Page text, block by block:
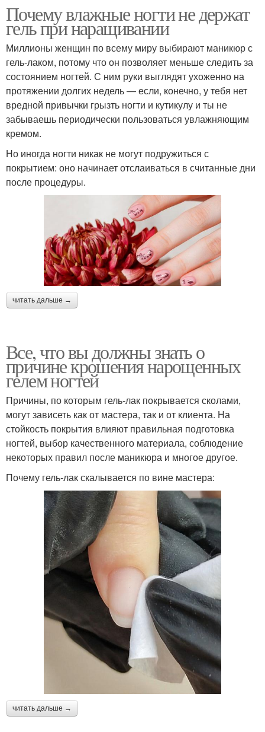
Почему влажные ногти не держат
гель при наращивании
Миллионы женщин по всему миру выбирают маникюр с
гель-лаком, потому что он позволяет меньше следить за
состоянием ногтей. С ним руки выглядят ухоженно на
протяжении долгих недель — если, конечно, у тебя нет
вредной привычки грызть ногти и кутикулу и ты не
забываешь периодически пользоваться увлажняющим
кремом.
Но иногда ногти никак не могут подружиться с
покрытием: оно начинает отслаиваться в считанные дни
после процедуры.
читать дальше →
Все, что вы должны знать о
причине крошения нарощенных
гелем ногтей
Причины, по которым гель-лак покрывается сколами,
могут зависеть как от мастера, так и от клиента. На
стойкость покрытия влияют правильная подготовка
ногтей, выбор качественного материала, соблюдение
некоторых правил после маникюра и многое другое.
Почему гель-лак скалывается по вине мастера:
читать дальше →